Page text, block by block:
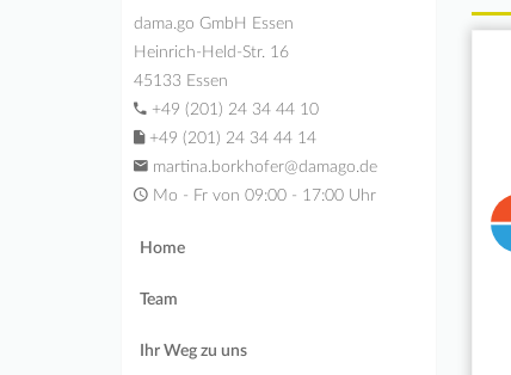
dama.go GmbH Essen
Heinrich-Held-Str. 16
45133 Essen
+49 (201) 24 34 44 10
+49 (201) 24 34 44 14
martina.borkhofer@damago.de
Mo - Fr von 09:00 - 17:00 Uhr
Home
Team
Ihr Weg zu uns